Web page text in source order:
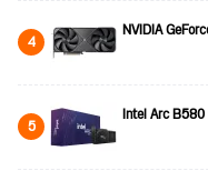
4 NVIDIA
5 Intel Arc